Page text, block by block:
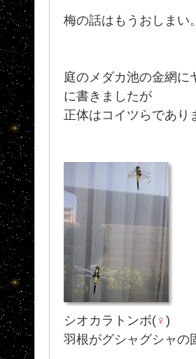
梅の話はもうおしまい。
庭のメダカ池の金網に
に書きましたが
正体はコイツらであり
シオカラトンボ(♀)
羽根がグシャグシャの